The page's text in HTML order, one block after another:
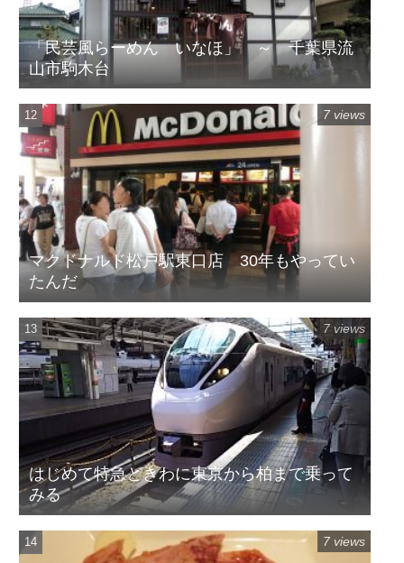
「民芸風らーめん いなほ」 ～ 千葉県流
山市駒木台
マクドナルド松戸駅東口店 30年もやってい
たんだ
7 views
はじめて特急ときわに東京から柏まで乗って
みる
7 views
7 views